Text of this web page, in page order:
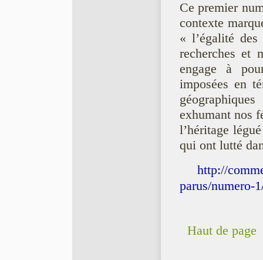
Ce premier
contexte
« l’égalité
recherches et
engage à
imposées en
exhumant nos
l’héritage
qui ont lutté
http://
parus/numero-
Haut de page